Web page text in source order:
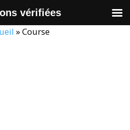
»Course
vérifiées